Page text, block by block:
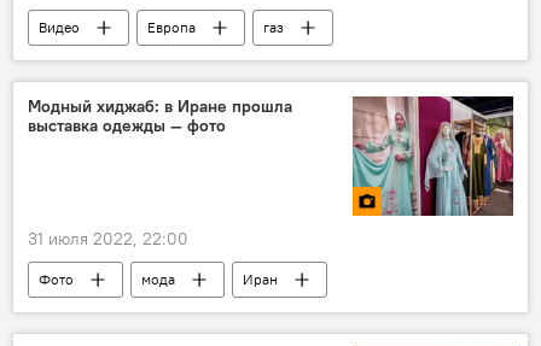
Видео Европа
газ
мнение эксперта
Модный хиджаб: в Иране прошла
выставка одежды — фото
31 июля 2022, 22:00
Фото мода
Иран
Узбекистан